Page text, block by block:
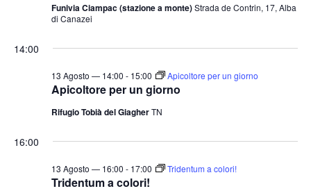
Funivia Ciampac (stazione a monte)Strada de Contrin, 17, Alba
di Canazei
14:00
Apicoltore per un giorno
13 Agosto — 14:00 - 15:00 Apicoltore per un giorno
Rifugio Tobià del GiagherTN
16:00
Tridentum a colori!
13 Agosto — 16:00 - 17:00 Tridentum a colori!